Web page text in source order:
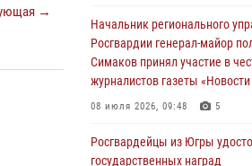
→
06 августа 2026, 11:28
Офицеры Росгвардии и
правопорядка почтили память
армии Ивана Кирилловича
В Югре при силовой
Начальник регионального
Росгвардии генерал-майор
Симаков принял участие в
журналистов газеты
08 июля 2026, 09:48 5
Росгвардейцы из Югры
государственных наград